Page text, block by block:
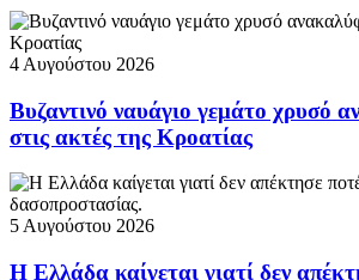
4 Αυγούστου 2026
Βυζαντινό ναυάγιο γεμάτο χρυσό
στις ακτές της Κροατίας
5 Αυγούστου 2026
Η Ελλάδα καίγεται γιατί δεν